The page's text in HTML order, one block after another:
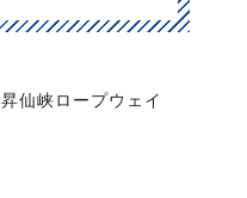
昇仙峡ロープウェイ